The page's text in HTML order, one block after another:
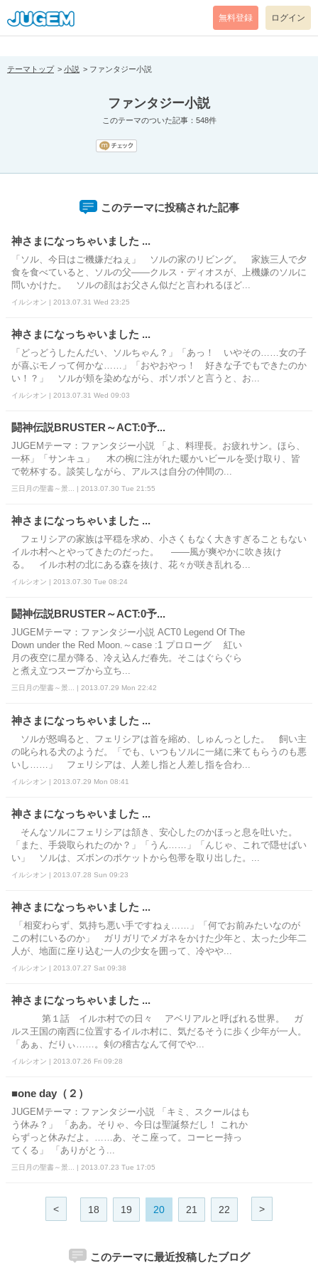
[pear_error: message="Success" code=0 mode=return level=notice
prefix="" info=""]
無料登録 ログイン
テーマトップ 小説 ファンタジー小説
ファンタジー小説
このテーマのついた記事：548件
このテーマに投稿された記事
神さまになっちゃいました ...
「ソル、今日はご機嫌だねぇ」 ソルの家のリビング。 家族三人で夕
食を食べていると、ソルの父――クルス・ディオスが、上機嫌のソルに
問いかけた。 ソルの顔はお父さん似だと言われるほど...
イルシオン | 2013.07.31 Wed 23:25
神さまになっちゃいました ...
「どっどうしたんだい、ソルちゃん？」「あっ！ いやその……女の子
が喜ぶモノって何かな……」「おやおやっ！ 好きな子でもできたのか
い！？」 ソルが頬を染めながら、ボソボソと言うと、お...
イルシオン | 2013.07.31 Wed 09:03
闘神伝説BRUSTER～ACT:0予...
JUGEMテーマ：ファンタジー小説 「よ、料理長。お疲れサン。ほら、
一杯」「サンキュ」 木の椀に注がれた暖かいビールを受け取り、皆
で乾杯する。談笑しながら、アルスは自分の仲間の...
三日月の聖書～景... | 2013.07.30 Tue 21:55
神さまになっちゃいました ...
フェリシアの家族は平穏を求め、小さくもなく大きすぎることもない
イルホ村へとやってきたのだった。 ――風が爽やかに吹き抜け
る。 イルホ村の北にある森を抜け、花々が咲き乱れる...
イルシオン | 2013.07.30 Tue 08:24
闘神伝説BRUSTER～ACT:0予...
JUGEMテーマ：ファンタジー小説 ACT0 Legend Of The
Down under the Red Moon.～case :1 プロローグ 紅い
月の夜空に星が降る、冷え込んだ春先。そこはぐらぐら
と煮え立つスープから立ち...
三日月の聖書～景... | 2013.07.29 Mon 22:42
神さまになっちゃいました ...
ソルが怒鳴ると、フェリシアは首を縮め、しゅんっとした。 飼い主
の叱られる犬のようだ。「でも、いつもソルに一緒に来てもらうのも悪
いし……」 フェリシアは、人差し指と人差し指を合わ...
イルシオン | 2013.07.29 Mon 08:41
神さまになっちゃいました ...
そんなソルにフェリシアは頷き、安心したのかほっと息を吐いた。
「また、手袋取られたのか？」「うん……」「んじゃ、これで隠せばい
い」 ソルは、ズボンのポケットから包帯を取り出した。...
イルシオン | 2013.07.28 Sun 09:23
神さまになっちゃいました ...
「相変わらず、気持ち悪い手ですねぇ……」「何でお前みたいなのが
この村にいるのか」 ガリガリでメガネをかけた少年と、太った少年二
人が、地面に座り込む一人の少女を囲って、冷やや...
イルシオン | 2013.07.27 Sat 09:38
神さまになっちゃいました ...
第１話 イルホ村での日々 アベリアルと呼ばれる世界。 ガ
ルス王国の南西に位置するイルホ村に、気だるそうに歩く少年が一人。
「あぁ、だりぃ……。剣の稽古なんて何でや...
イルシオン | 2013.07.26 Fri 09:28
■one day（２）
JUGEMテーマ：ファンタジー小説 「キミ、スクールはも
う休み？」 「ああ。そりゃ、今日は聖誕祭だし！ これか
らずっと休みだよ。……あ、そこ座って。コーヒー持っ
てくる」 「ありがとう...
三日月の聖書～景... | 2013.07.23 Tue 17:05
< 18 19 20 21 22 >
このテーマに最近投稿したブログ